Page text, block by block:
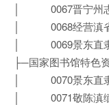
│ 0067晋宁州志
│ 0068经营滇省
│ 0069景东直隶
├─国家图书馆特色
│ 0070景东直隶
│ 0071敬陈滇缅